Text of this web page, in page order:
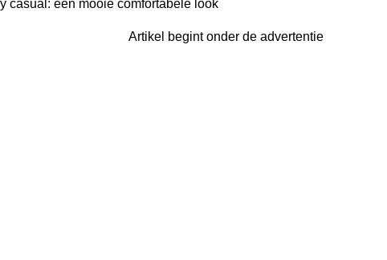
Artikel begint onder de advertentie